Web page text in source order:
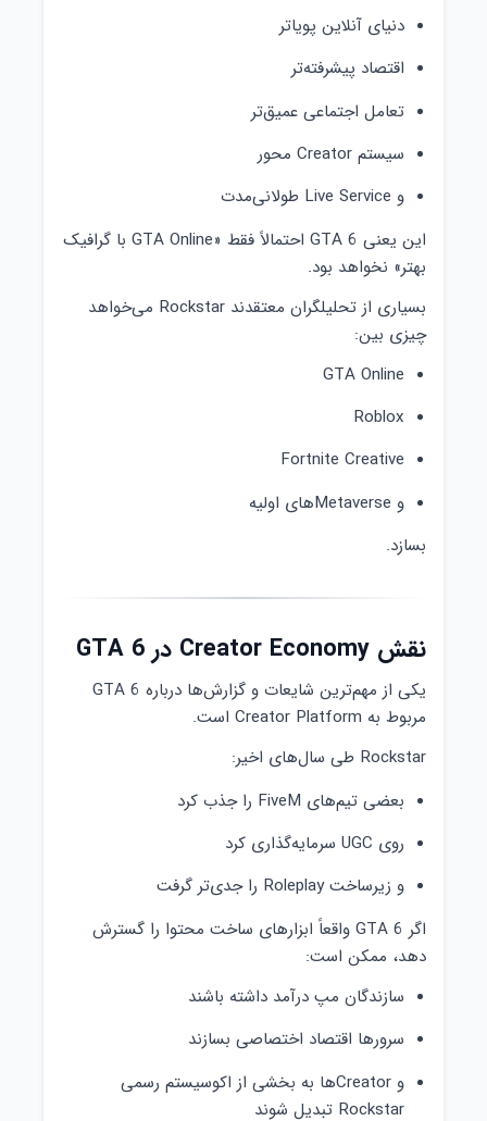
دنیای آنلاین پویا‌تر
اقتصاد پیشرفته‌تر
تعامل اجتماعی عمیق‌تر
سیستم Creator محور
و Live Service طولانی‌مدت
این یعنی GTA 6 احتمالاً فقط «GTA Online با گرافیک
بهتر» نخواهد بود.
بسیاری از تحلیلگران معتقدند Rockstar می‌خواهد
چیزی بین:
GTA Online
Roblox
Fortnite Creative
و Metaverseهای اولیه
بسازد.
نقش Creator Economy در GTA 6
یکی از مهم‌ترین شایعات و گزارش‌ها درباره GTA 6
مربوط به Creator Platform است.
Rockstar طی سال‌های اخیر:
بعضی تیم‌های FiveM را جذب کرد
روی UGC سرمایه‌گذاری کرد
و زیرساخت Roleplay را جدی‌تر گرفت
اگر GTA 6 واقعاً ابزارهای ساخت محتوا را گسترش
دهد، ممکن است:
سازندگان مپ درآمد داشته باشند
سرورها اقتصاد اختصاصی بسازند
و Creatorها به بخشی از اکوسیستم رسمی
Rockstar تبدیل شوند